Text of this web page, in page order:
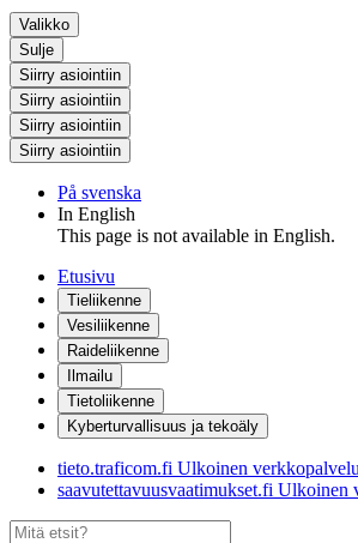
Valikko
Sulje
Siirry asiointiin
Siirry asiointiin
Siirry asiointiin
Siirry asiointiin
På svenska
In English
This page is not available in English.
Etusivu
Tieliikenne
Vesiliikenne
Raideliikenne
Ilmailu
Tietoliikenne
Kyberturvallisuus ja tekoäly
tieto.traficom.fi Ulkoinen
saavutettavuusvaatimukset.fi Ulkoinen